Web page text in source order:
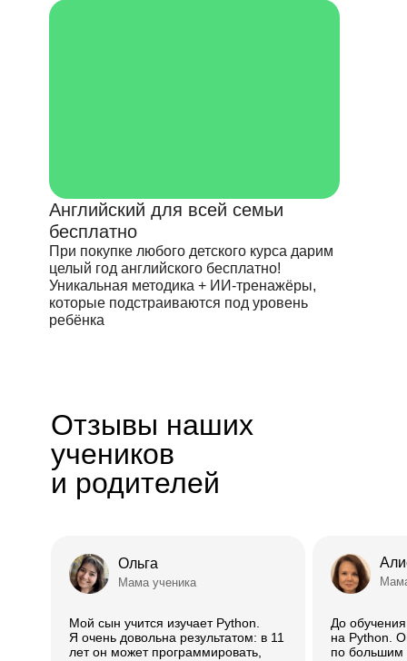
Английский для всей семьи
бесплатно
При покупке любого детского курса дарим
целый год английского бесплатно!
Уникальная методика + ИИ-тренажёры,
которые подстраиваются под уровень
ребёнка
Отзывы наших
учеников
и родителей
До
на Python.
по большим
Мой сын учится изучает Python.
Я очень довольна результатом: в 11
лет он может программировать,
Ольга
Мама ученика